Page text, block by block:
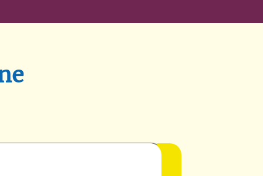
Alfieri